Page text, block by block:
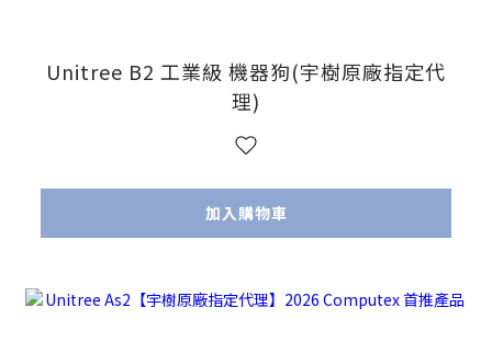
Unitree B2 工業級 機器狗(宇樹原廠指定代
理)
加入購物車